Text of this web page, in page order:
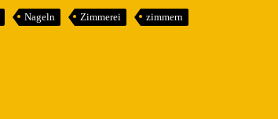
Nageln Zimmerei zimmern